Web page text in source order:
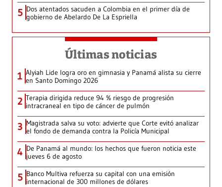
5 Dos atentados sacuden a Colombia en el primer día de
gobierno de Abelardo De La Espriella
Últimas noticias
1 Alyiah Lide logra oro en gimnasia y Panamá alista su cierre
en Santo Domingo 2026
2 Terapia dirigida reduce 94 % riesgo de progresión
intracraneal en tipo de cáncer de pulmón
3 Magistrada salva su voto: advierte que Corte evitó analizar
el fondo de demanda contra la Policía Municipal
4 De Panamá al mundo: los hechos que fueron noticia este
jueves 6 de agosto
5 Banco Multiva refuerza su capital con una emisión
internacional de 300 millones de dólares